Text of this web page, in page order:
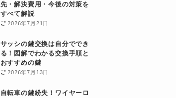
先・解決費用・今後の対策を
すべて解説
2026年7月21日
サッシの鍵交換は自分ででき
る！図解でわかる交換手順と
おすすめの鍵
2026年7月13日
自転車の鍵紛失！ワイヤーロ